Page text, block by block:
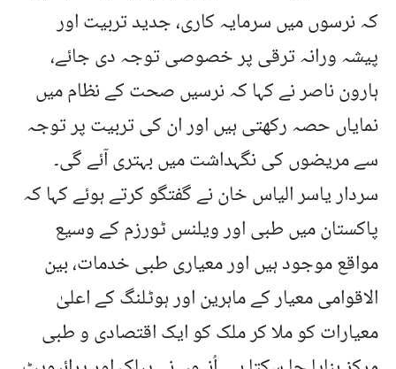
کہ نرسوں میں سرمایہ کاری، جدید تربیت اور
پیشہ ورانہ ترقی پر خصوصی توجہ دی جائے،
ہارون ناصر نے کہا کہ نرسیں صحت کے نظام میں
نمایاں حصہ رکھتی ہیں اور ان کی تربیت پر توجہ
سے مریضوں کی نگہداشت میں بہتری آئے گی۔
سردار یاسر الیاس خان نے گفتگو کرتے ہوئے کہا کہ
پاکستان میں طبی اور ویلنس ٹورزم کے وسیع
مواقع موجود ہیں اور معیاری طبی خدمات، بین
الاقوامی معیار کے ماہرین اور ہوٹلنگ کے اعلیٰ
معیارات کو ملا کر ملک کو ایک اقتصادی و طبی